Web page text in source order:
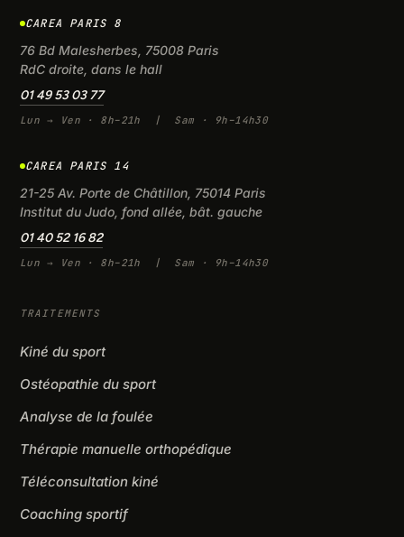
CAREA PARIS 8
76 Bd Malesherbes, 75008 Paris
RdC droite, dans le hall
01 49 53 03 77
Lun → Ven · 8h–21h | Sam · 9h–14h30
CAREA PARIS 14
21-25 Av. Porte de Châtillon, 75014 Paris
Institut du Judo, fond allée, bât. gauche
01 40 52 16 82
Lun → Ven · 8h–21h | Sam · 9h–14h30
TRAITEMENTS
Kiné du sport
Ostéopathie du sport
Analyse de la foulée
Thérapie manuelle orthopédique
Téléconsultation kiné
Coaching sportif